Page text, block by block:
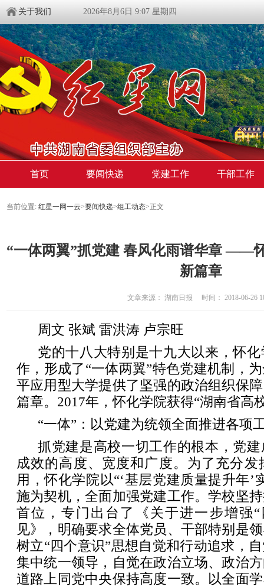
关于我们 2026年8月6日 9:07 星期四
首页 要闻快递 党建工作 干部工作
当前位置: 红星一网一云>要闻快递>组工动态>正文
“一体两翼”抓党建 春风化雨谱华章 ——
新篇章
文章来源： 湖南日报 时间： 2018-06-26
周文 张斌 雷洪涛 卢宗旺
党的十八大特别是十九大以来，怀
作，形成了“一体两翼”特色党建机制，
平应用型大学提供了坚强的政治组织保
篇章。2017年，怀化学院获得“湖南省高
“一体”：以党建为统领全面推进各项
抓党建是高校一切工作的根本，党
成效的高度、宽度和广度。为了充分
用，怀化学院以“‘基层党建质量提升年’
施为契机，全面加强党建工作。学校坚
首位，专门出台了《关于进一步增强
见》，明确要求全体党员、干部特别是
树立“四个意识”思想自觉和行动追求，
集中统一领导，自觉在政治立场、政治
道路上同党中央保持高度一致。以全面